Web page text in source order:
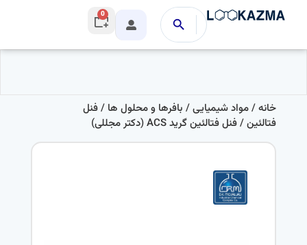
0
خانه/مواد شیمیایی/ بافرها و محلول ها /فنل
فتالئین/ فنل فتالئین گرید ACS (دکتر مجللی)